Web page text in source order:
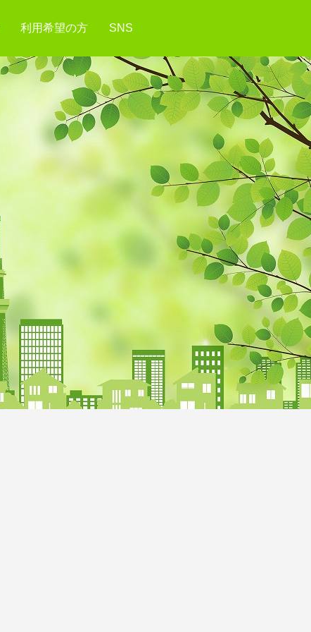
利用希望の方 SNS